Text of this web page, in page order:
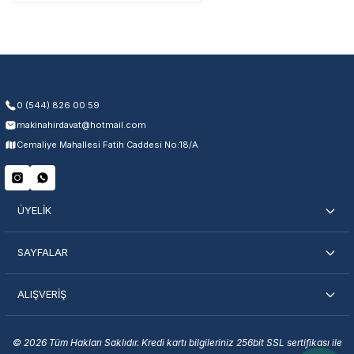
Servisi Nasıl Bulurum?
0 (544) 826 00 59
makinahirdavat@hotmail.com
Cemaliye Mahallesi Fatih Caddesi No:18/A
ÜYELİK
SAYFALAR
ALIŞVERİŞ
© 2026 Tüm Hakları Saklıdır. Kredi kartı bilgileriniz 256bit SSL sertifikası ile